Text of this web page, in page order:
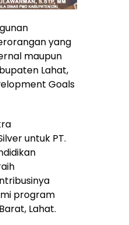
yang
maupun
Lahat,
Goals
untuk PT.
program
Lahat.